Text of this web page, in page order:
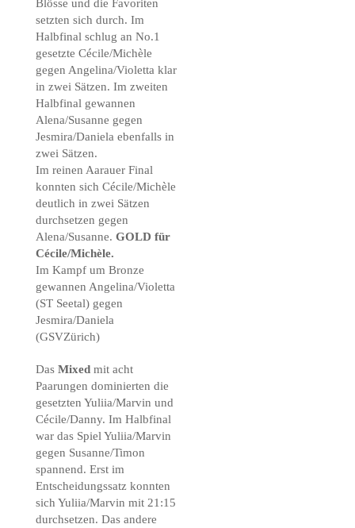
Blösse und die Favoriten
setzten sich durch. Im
Halbfinal schlug an No.1
gesetzte Cécile/Michèle
gegen Angelina/Violetta klar
in zwei Sätzen. Im zweiten
Halbfinal gewannen
Alena/Susanne gegen
Jesmira/Daniela ebenfalls in
zwei Sätzen.
Im reinen Aarauer Final
konnten sich Cécile/Michèle
deutlich in zwei Sätzen
durchsetzen gegen
Alena/Susanne. GOLD für
Cécile/Michèle.
Im Kampf um Bronze
gewannen Angelina/Violetta
(ST Seetal) gegen
Jesmira/Daniela
(GSVZürich)
Das Mixed mit acht
Paarungen dominierten die
gesetzten Yuliia/Marvin und
Cécile/Danny. Im Halbfinal
war das Spiel Yuliia/Marvin
gegen Susanne/Timon
spannend. Erst im
Entscheidungssatz konnten
sich Yuliia/Marvin mit 21:15
durchsetzen. Das andere